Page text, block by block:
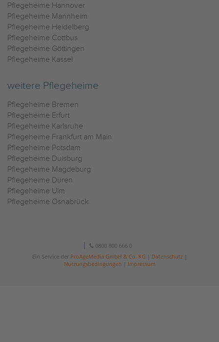
Pflegeheime Hannover
Pflegeheime Mannheim
Pflegeheime Heidelberg
Pflegeheime Cottbus
Pflegeheime Göttingen
Pflegeheime Kassel
weitere Pflegeheime
Pflegeheime Bremen
Pflegeheime Erfurt
Pflegeheime Karlsruhe
Pflegeheime Frankfurt am Main
Pflegeheime Potsdam
Pflegeheime Duisburg
Pflegeheime Magdeburg
Pflegeheime Düren
Pflegeheime Ulm
Pflegeheime Osnabrück
0800 800 666 0
Ein Service der ProAgeMedia GmbH & Co. KG Datenschutz|
Nutzungsbedingungen
Impressum